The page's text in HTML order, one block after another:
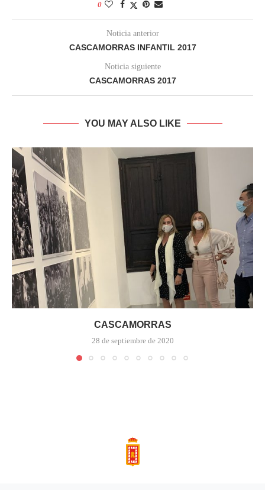
0
Noticia anterior
CASCAMORRAS INFANTIL 2017
Noticia siguiente
CASCAMORRAS 2017
YOU MAY ALSO LIKE
CASCAMORRAS
28 de septiembre de 2020